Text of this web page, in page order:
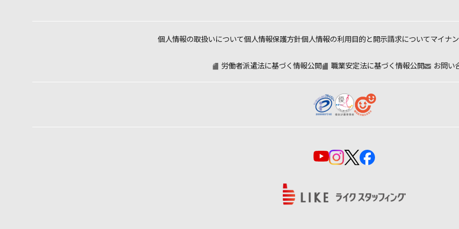
個人情報の取扱いについて個人情報保護方針個人情報の利用目的と開示請求についてマイナ
労働者派遣法に基づく情報公開 職業安定法に基づく情報公開 お問い